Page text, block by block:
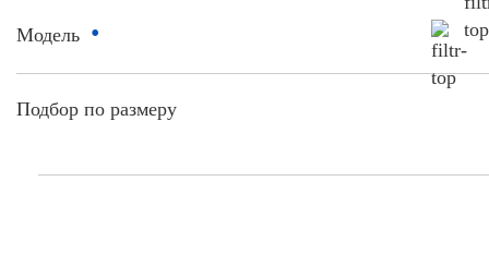
Модель •
Подбор по размеру